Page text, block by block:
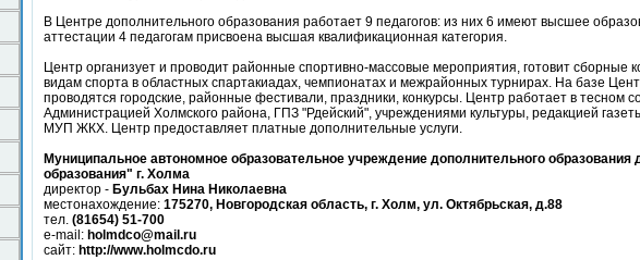
В Центре дополнительного образования работает 9 педагогов: из них 6 имеют высшее
аттестации 4 педагогам присвоена высшая квалификационная категория.
Центр организует и проводит районные спортивно-массовые мероприятия, готовит сборные
видам спорта в областных спартакиадах, чемпионатах и межрайонных турнирах. На базе
проводятся городские, районные фестивали, праздники, конкурсы. Центр работает в тесном
Администрацией Холмского района, ГПЗ "Рдейский", учреждениями культуры, редакцией
МУП ЖКХ. Центр предоставляет платные дополнительные услуги.
Муниципальное автономное образовательное учреждение дополнительного образования
образования" г. Холма
директор - Бульбах Нина Николаевна
местонахождение: 175270, Новгородская область, г. Холм, ул. Октябрьская, д.88
тел. (81654) 51-700
e-mail: holmdco@mail.ru
сайт: http://www.holmcdo.ru